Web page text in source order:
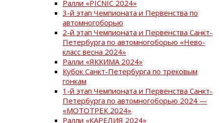
Ралли «PICNIC 2024»
3-й этап Чемпионата и Первенства по
автомногоборью
2-й этап Чемпионата и Первенства Санкт-
Петербурга по автомногоборью «Нево-
класс весна 2024»
Ралли «ЯККИМА 2024»
Кубок Санкт-Петербурга по трековым
гонкам
1-й этап Чемпионата и Первенства Санкт-
Петербурга по автомногоборью 2024 —
«МОТОТРЕК 2024»
Ралли «КАРЕЛИЯ 2024»